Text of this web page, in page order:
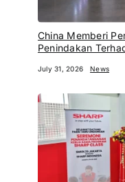
China Memberi
Penindakan
July 31, 2026 News